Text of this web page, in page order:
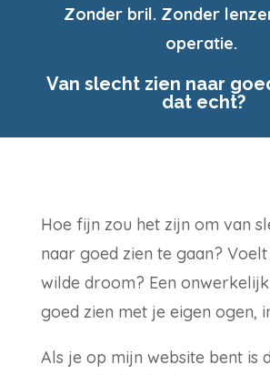
Zonder bril. Zonder
operatie.
Van slecht zien naar
dat echt?
Hoe fijn zou het zijn om van
naar goed zien te gaan?
wilde droom? Een
goed zien met je eigen ogen,
Als je op mijn website bent is